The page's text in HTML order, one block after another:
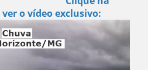
o vídeo exclusivo: